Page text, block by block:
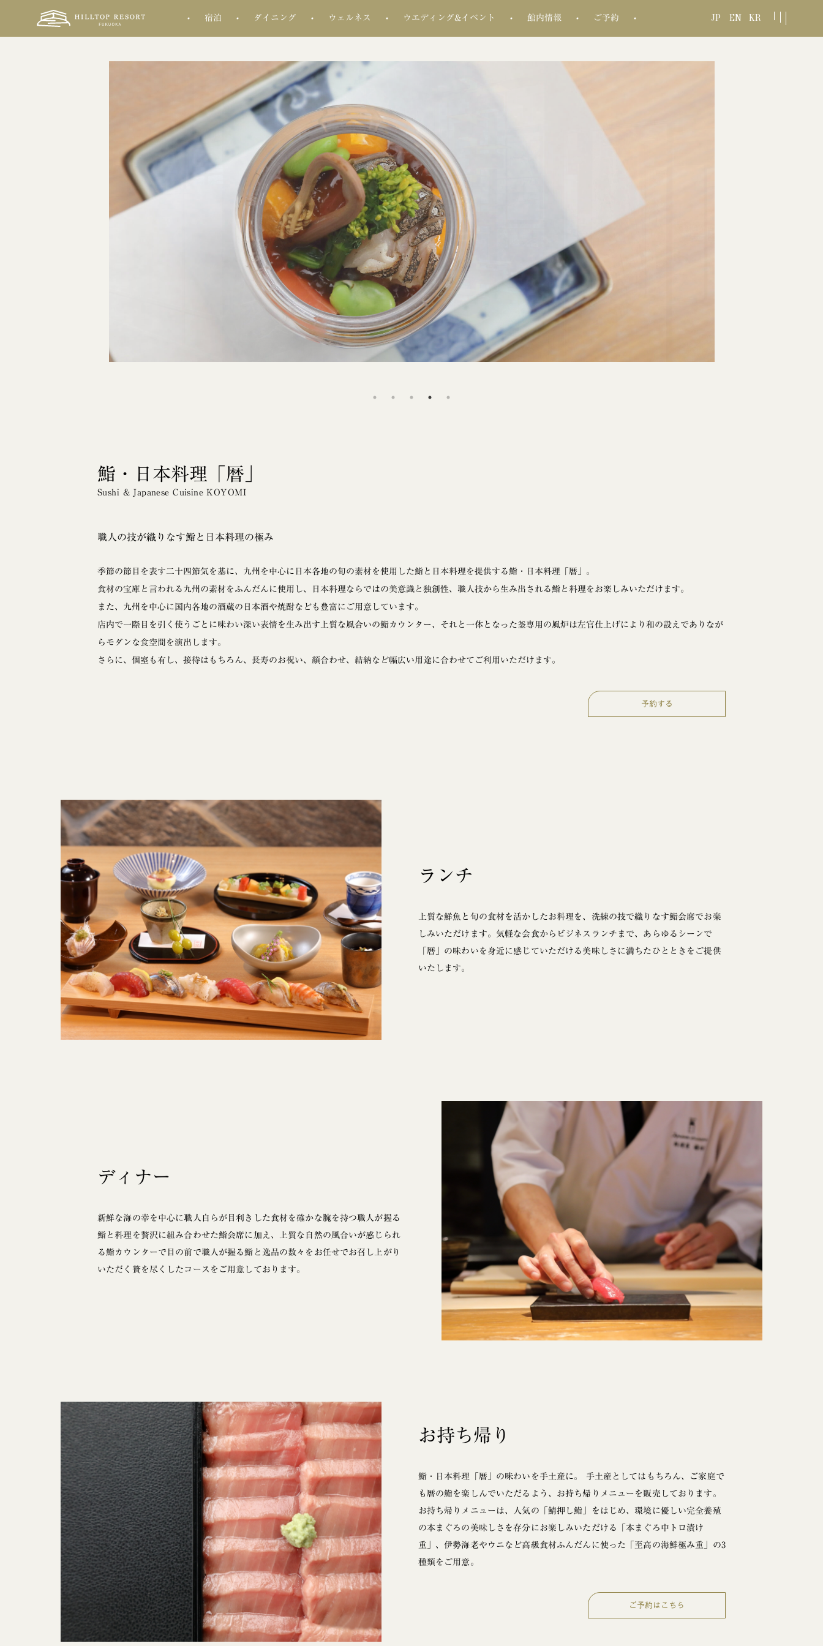
宿泊 ダイニング ウェルネス ウエディング&イベント 館内情報 ご予約 JP EN KR
鮨・日本料理「暦」
Sushi & Japanese Cuisine KOYOMI
職人の技が織りなす鮨と日本料理の極み
季節の節目を表す二十四節気を基に、九州を中心に日本各地の旬の素材を使用した鮨と日本料理を提供する鮨・日本料理「暦」。
食材の宝庫と言われる九州の素材をふんだんに使用し、日本料理ならではの美意識と独創性、職人技から生み出される鮨と料理をお楽しみいただけます。
また、九州を中心に国内各地の酒蔵の日本酒や焼酎なども豊富にご用意しています。
店内で一際目を引く使うごとに味わい深い表情を生み出す上質な風合いの鮨カウンター、それと一体となった釜専用の風炉は左官仕上げにより和の設えでありなが
らモダンな食空間を演出します。
さらに、個室も有し、接待はもちろん、長寿のお祝い、顔合わせ、結納など幅広い用途に合わせてご利用いただけます。
予約する
ランチ
上質な鮮魚と旬の食材を活かしたお料理を、洗練の技で織りなす鮨会席でお楽
しみいただけます。気軽な会食からビジネスランチまで、あらゆるシーンで
「暦」の味わいを身近に感じていただける美味しさに満ちたひとときをご提供
いたします。
ディナー
新鮮な海の幸を中心に職人自らが目利きした食材を確かな腕を持つ職人が握る
鮨と料理を贅沢に組み合わせた鮨会席に加え、上質な自然の風合いが感じられ
る鮨カウンターで目の前で職人が握る鮨と逸品の数々をお任せでお召し上がり
いただく贅を尽くしたコースをご用意しております。
お持ち帰り
鮨・日本料理「暦」の味わいを手土産に。 手土産としてはもちろん、ご家庭で
も暦の鮨を楽しんでいただるよう、お持ち帰りメニューを販売しております。
お持ち帰りメニューは、人気の「鯖押し鮨」をはじめ、環境に優しい完全養殖
の本まぐろの美味しさを存分にお楽しみいただける「本まぐろ中トロ漬け
重」、伊勢海老やウニなど高級食材ふんだんに使った「至高の海鮮極み重」の3
種類をご用意。
ご予約はこちら